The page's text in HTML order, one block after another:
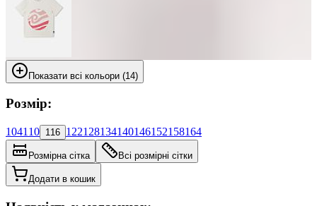
Показати всі кольори (14)
Розмір:
104110 116 122128134140146152158164
Розмірна сітка Всі розмірні сітки
Додати в кошик